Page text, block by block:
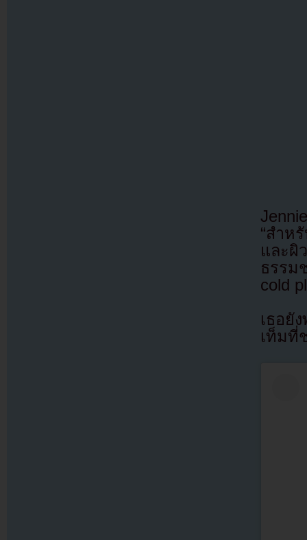
“สำห
และ
ธรรม
cold
เธอยั
เท็มที่